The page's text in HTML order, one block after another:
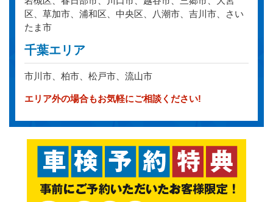
区、草加市、浦和区、中央区、八潮市、吉川市、さい
たま市
千葉エリア
市川市、柏市、松戸市、流山市
エリア外の場合もお気軽にご相談ください!